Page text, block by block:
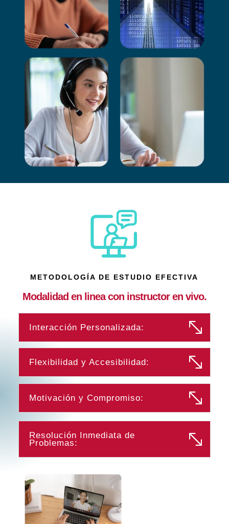
METODOLOGÍA DE ESTUDIO EFECTIVA
Modalidad en linea con instructor en vivo.
Interacción Personalizada:
Flexibilidad y Accesibilidad:
Motivación y Compromiso:
Resolución Inmediata de
Problemas: